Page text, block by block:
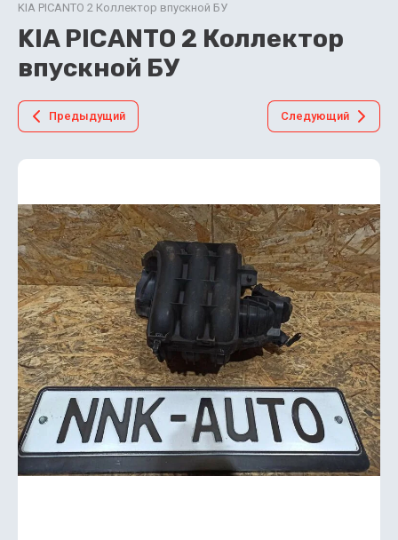
KIA PICANTO 2 Коллектор впускной БУ
KIA PICANTO 2 Коллектор
впускной БУ
Предыдущий Следующий